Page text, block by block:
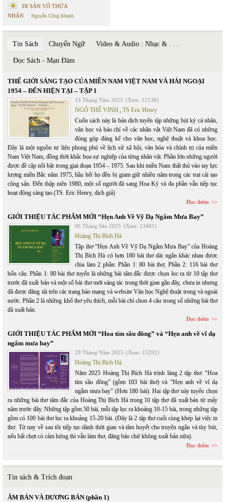
DI SẢN VÔ THỪA
NHẬN
Nguyễn Công Khanh
Tin Sách Chuyển Ngữ Video & Audio : Nhạc & . . .
Đọc Sách - Mạn Đàm
THẾ GIỚI SÁNG TẠO CỦA MIỀN NAM VIỆT NAM VÀ HẢI NGOẠI
1954 – ĐẾN HIỆN TẠI – TẬP 1
13 Tháng Tám 2025 (Xem: 12138)
NGÔ THẾ VINH, TS Eric Henry
Cuốn sách này là bản dịch tuyển tập những bút ký cá nhân,
văn học và báo chí về các nhân vật Việt Nam đã có những
đóng góp đáng kể cho văn học, nghệ thuật và khoa học.
Đây là một nguồn tư liệu phong phú về lịch sử xã hội, văn hóa và chính trị của miền
Nam Việt Nam, đồng thời khắc họa sự nghiệp của từng nhân vật. Phần lớn những người
được đề cập nổi bật trong giai đoạn 1954 – 1975. Sau khi miền Nam thất thủ vào tay lực
lượng miền Bắc năm 1975, hầu hết họ đều bị giam giữ nhiều năm trong các trại cải tạo
cộng sản. Đến thập niên 1980, một số người đã sang Hoa Kỳ và đa phần vẫn tiếp tục
hoạt động sáng tạo.(TS. Eric Henry, dịch giả)
Đọc thêm
GIỚI THIỆU TÁC PHẨM MỚI “Hẹn Anh Về Vỹ Dạ Ngắm Mưa Bay”
06 Tháng Sáu 2025 (Xem: 13481)
Hoàng Thị Bích Hà
Tập thơ “Hẹn Anh Về Vỹ Dạ Ngắm Mưa Bay” của Hoàng
Thị Bích Hà có hơn 180 bài thơ dài ngắn khác nhau được
chia làm 2 phần: Phần 1: 80 bài thơ, Phần 2: 116 bài thơ
bốn câu. Phần 1: 80 bài thơ tuyển là những bài tâm đắc được chọn lọc ra từ 10 tập thơ
trước đã xuất bản và một số bài thơ mới sáng tác trong thời gian gần đây, chưa in nhưng
đã được đăng tải trên các trang báo mạng và website Văn học Nghệ thuật trong và ngoài
nước. Phần 2 là những khổ thơ yêu thích, mỗi bài chỉ chon 4 câu trong số những bài thơ
đã xuất bản.
Đọc thêm
GIỚI THIỆU TÁC PHẨM MỚI “Hoa tím sầu đông” và “Hẹn anh về vĩ dạ
ngắm mưa bay”
29 Tháng Năm 2025 (Xem: 15292)
Hoàng Thị Bích Hà
Năm 2025 Hoàng Thị Bích Hà trình làng 2 tập thơ: “Hoa
tím sầu đông” (gồm 103 bài thơ) và “Hẹn anh về vĩ dạ
ngắm mưa bay” (Hơn 180 bài). Hai tập thơ này tuyển chọn
ra những bài thơ tâm đắc của Hoàng Thị Bích Hà trong 10 tập thơ đã xuất bản từ mấy
năm trước đây. Những tập gồm 50 bài, mỗi tập lọc ra khoảng 10-15 bài, trong những tập
gồm có 100 bài thơ lọc ra khoảng 15-20 bài. (Đây là 2 tập thơ cuối cùng khép lại việc in
thơ. Từ nay về sau tôi tiếp tục dành thời gian và tâm huyết cho truyện ngắn và tùy bút,
nếu bất chợt có cảm hứng thì vẫn làm thơ, đăng báo chứ không xuất bản nữa).
Đọc thêm
Tin sách & Trích đoạn
ÂM BẢN VÀ DƯƠNG BẢN (phần 1)